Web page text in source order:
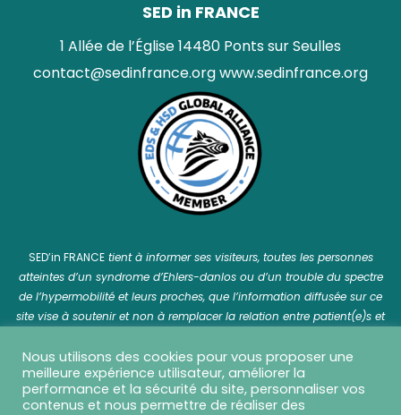
SED in FRANCE
1 Allée de l’Église 14480 Ponts sur Seulles
contact@sedinfrance.orgwww.sedinfrance.org
SED’in FRANCEtient à informer ses visiteurs, toutes les personnes
atteintes d’un syndrome d’Ehlers-danlos ou d’un trouble du spectre
de l’hypermobilité et leurs proches, que l’information diffusée sur ce
site vise à soutenir et non à remplacer la relation entre patient(e)s et
Nous utilisons des cookies pour vous proposer une
meilleure expérience utilisateur, améliorer la
performance et la sécurité du site, personnaliser vos
contenus et nous permettre de réaliser des